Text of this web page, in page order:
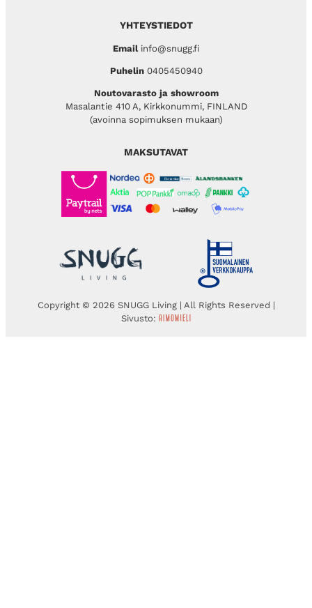
YHTEYSTIEDOT
Emailinfo@snugg.fi
Puhelin 0405450940
Noutovarasto ja showroom
Masalantie 410 A, Kirkkonummi, FINLAND
(avoinna sopimuksen mukaan)
MAKSUTAVAT
Copyright © 2026 SNUGG Living | All Rights Reserved |
Sivusto: